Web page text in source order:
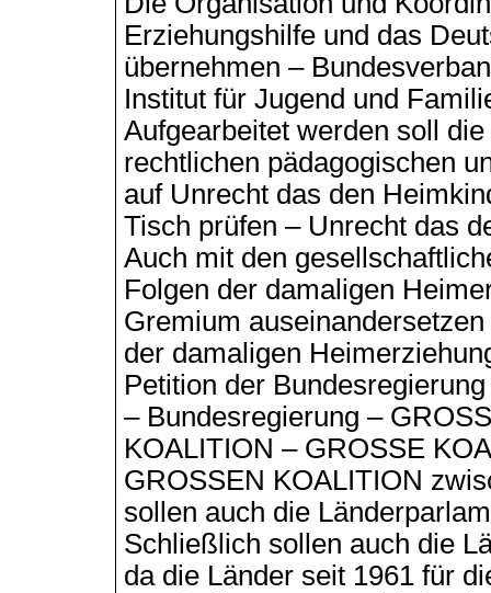
Erziehungshilfe und das
übernehmen –
Institut für Jugend und
Aufgearbeitet werden soll
rechtlichen pädagogischen
auf Unrecht das den
Tisch prüfen – Unrecht das
Auch mit den
Folgen der damaligen
Gremium
der damaligen
Petition der
– Bundesregierung –
KOALITION – GROSSE
GROSSEN KOALITION
sollen auch die
Schließlich sollen auch die
da die Länder seit 1961 für